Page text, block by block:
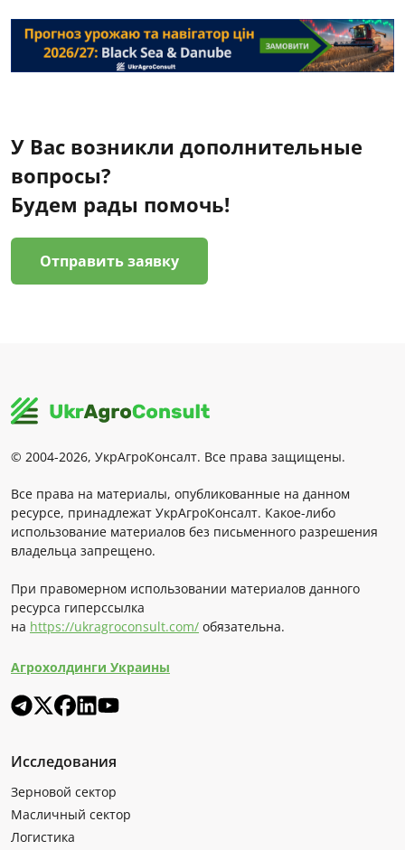
У Вас возникли дополнительные
вопросы?
Будем рады помочь!
Отправить заявку
© 2004-2026, УкрАгроКонсалт. Все права защищены.
Все права на материалы, опубликованные на данном
ресурсе, принадлежат УкрАгроКонсалт. Какое-либо
использование материалов без письменного разрешения
владельца запрещено.
При правомерном использовании материалов данного
ресурса гиперссылка
на https://ukragroconsult.com/ обязательна.
Агрохолдинги Украины
Исследования
Зерновой сектор
Масличный сектор
Логистика